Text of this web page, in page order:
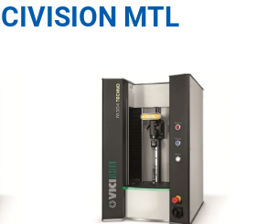
MTL